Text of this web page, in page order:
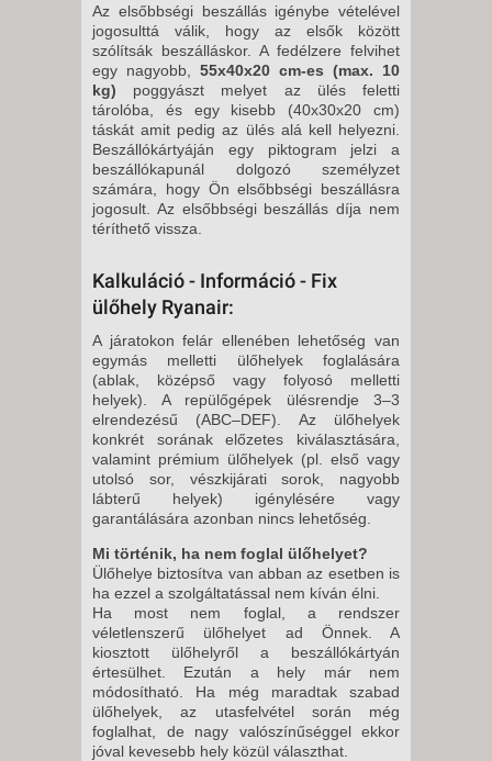
Az elsőbbségi beszállás igénybe vételével
jogosulttá válik, hogy az elsők között
szólítsák beszálláskor. A fedélzere felvihet
egy nagyobb, 55x40x20 cm-es (max. 10
kg) poggyászt melyet az ülés feletti
tárolóba, és egy kisebb (40x30x20 cm)
táskát amit pedig az ülés alá kell helyezni.
Beszállókártyáján egy piktogram jelzi a
beszállókapunál dolgozó személyzet
számára, hogy Ön elsőbbségi beszállásra
jogosult. Az elsőbbségi beszállás díja nem
téríthető vissza.
Kalkuláció - Információ - Fix
ülőhely Ryanair:
A járatokon felár ellenében lehetőség van
egymás melletti ülőhelyek foglalására
(ablak, középső vagy folyosó melletti
helyek). A repülőgépek ülésrendje 3–3
elrendezésű (ABC–DEF). Az ülőhelyek
konkrét sorának előzetes kiválasztására,
valamint prémium ülőhelyek (pl. első vagy
utolsó sor, vészkijárati sorok, nagyobb
lábterű helyek) igénylésére vagy
garantálására azonban nincs lehetőség.
Mi történik, ha nem foglal ülőhelyet?
Ülőhelye biztosítva van abban az esetben is
ha ezzel a szolgáltatással nem kíván élni.
Ha most nem foglal, a rendszer
véletlenszerű ülőhelyet ad Önnek. A
kiosztott ülőhelyről a beszállókártyán
értesülhet. Ezután a hely már nem
módosítható. Ha még maradtak szabad
ülőhelyek, az utasfelvétel során még
foglalhat, de nagy valószínűséggel ekkor
jóval kevesebb hely közül választhat.